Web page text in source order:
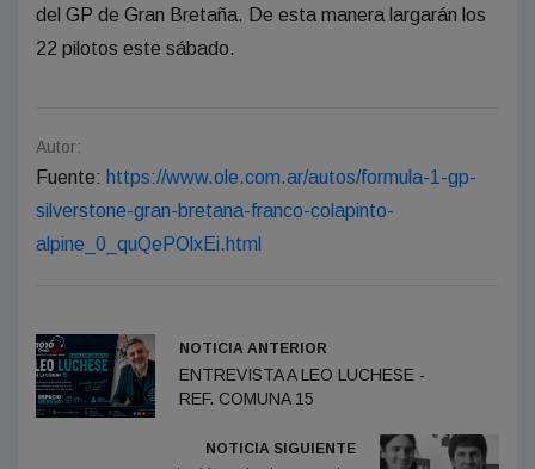
del GP de Gran Bretaña. De esta manera largarán los
22 pilotos este sábado.
Autor:
Fuente: https://www.ole.com.ar/autos/formula-1-gp-
silverstone-gran-bretana-franco-colapinto-
alpine_0_quQePOlxEi.html
NOTICIA ANTERIOR
ENTREVISTA A LEO LUCHESE -
REF. COMUNA 15
NOTICIA SIGUIENTE